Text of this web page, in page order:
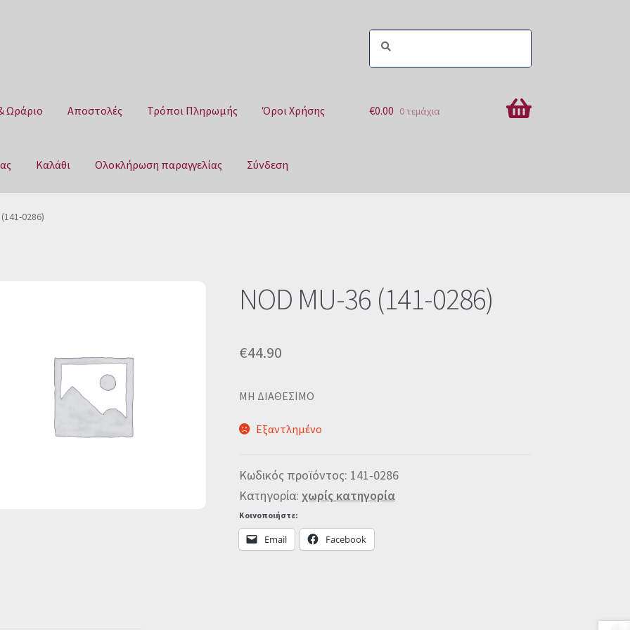
Ωράριο Αποστολές Τρόποι Πληρωμής Όροι Χρήσης
Καλάθι Ολοκλήρωση παραγγελίας Σύνδεση
Αποστολές
€0.00 0 τεμάχια
0286)
NOD MU-36 (141-0286)
€44.90
MΗ ΔΙΑΘΕΣΙΜΟ
Εξαντλημένο
Κωδικός προϊόντος: 141-0286
Κατηγορία: χωρίς κατηγορία
Κοινοποιήστε:
Email Facebook